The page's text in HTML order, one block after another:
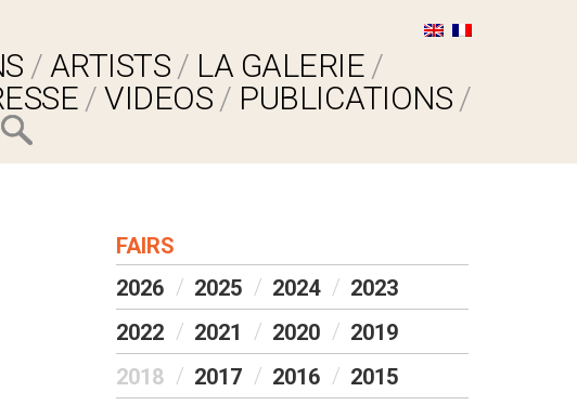
ARTISTS
LA GALERIE
VIDEOS
PUBLICATIONS
FAIRS
2026
2025 2024
2023
2022
2021 2020
2019
2018
2017 2016
2015